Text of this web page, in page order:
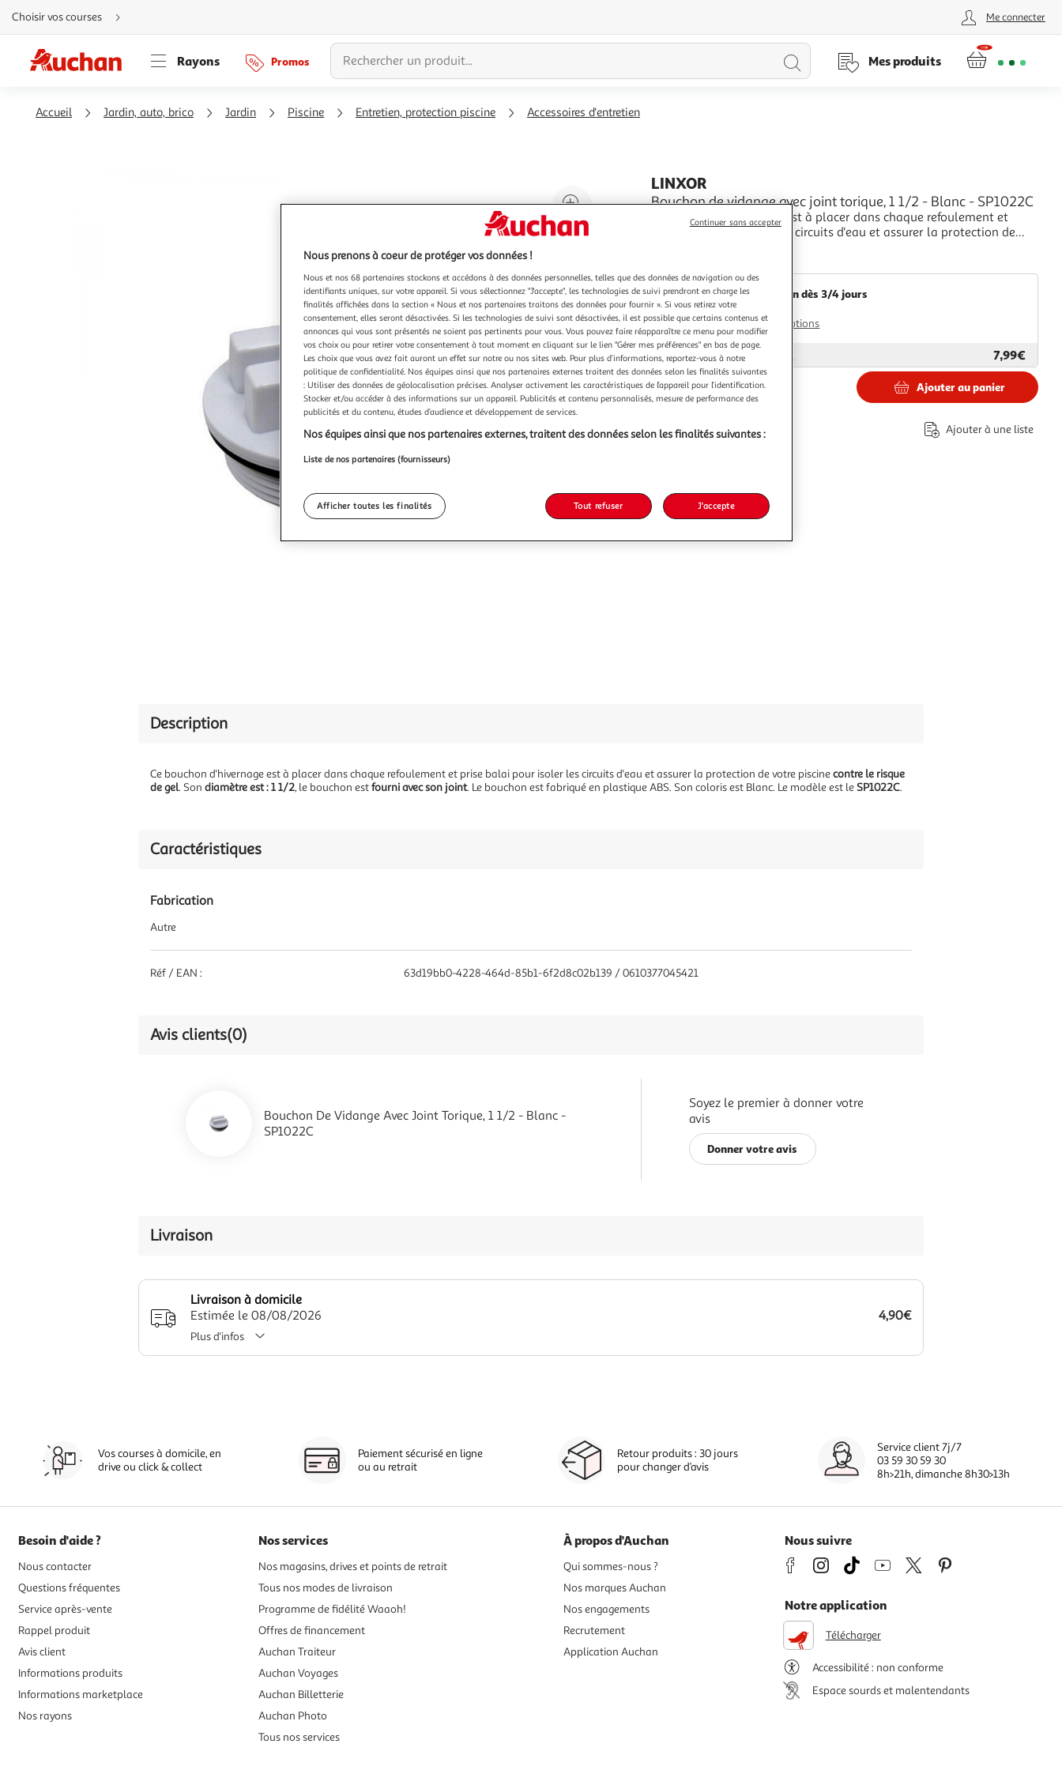
Aller
directement
au
Aller
directement
à
Aller
directement
Choisir vos courses Me connecter
Rayons Promos
Lancer
Mes produits
Accueil Jardin, auto, brico Jardin Piscine Entretien, protection piscine Accessoires d'entretien
Agrandir
l'illustration
à
Réduire
à
100
%
Partager
le
produit
LINXOR
Bouchon de vidange avec joint torique, 1 1/2 - Blanc - SP1022C
Ce bouchon d'hivernage est à placer dans chaque refoulement et
prise balai pour isoler les circuits d'eau et assurer la protection de
plastique ABS. Son coloris est Blanc
Livraison dès 3/4 jours
Plus d'options
Vendu parEGK Distribution 7,99€
7,99€
Ajouter au panier
Ajouter à une liste
Description
Ce bouchon d'hivernage est à placer dans chaque refoulement et prise balai pour isoler les circuits d'eau et assurer la protection de votre piscinecontre le risque
de gel. Son diamètre est : 1 1/2, le bouchon estfourni avec son joint. Le bouchon est fabriqué en plastique ABS. Son coloris est Blanc. Le modèle est leSP1022C.
Caractéristiques
Fabrication
Autre
Réf / EAN : 63d19bb0-4228-464d-85b1-6f2d8c02b139 / 0610377045421
Avis clients(0)
Bouchon De Vidange Avec Joint Torique, 1 1/2 - Blanc -
SP1022C
Soyez le premier à donner votre
avis
Donner votre avis
Livraison
Livraison à domicile
Estimée le 08/08/2026
4,90€
Plus d'infos
Vos courses à domicile, en
drive ou click & collect
Paiement sécurisé en ligne
ou au retrait
Retour produits : 30 jours
pour changer d’avis
Service client 7j/7
03 59 30 59 30
8h>21h, dimanche 8h30>13h
Besoin d'aide ?
Nous contacter
Questions fréquentes
Service après-vente
Rappel produit
Avis client
Informations produits
Informations marketplace
Nos rayons
Nos services
Nos magasins, drives et points de retrait
Tous nos modes de livraison
Programme de fidélité Waaoh!
Offres de financement
Auchan Traiteur
Auchan Voyages
Auchan Billetterie
Auchan Photo
Tous nos services
À propos d'Auchan
Qui sommes-nous ?
Nos marques Auchan
Nos engagements
Recrutement
Application Auchan
Nous suivre
Notre application
Télécharger
Accessibilité : non conforme
Espace sourds et malentendants
Nous prenons à coeur de protéger vos données !
Nous et nos 68 partenaires stockons et accédons à des données personnelles, telles que des données de navigation ou des
identifiants uniques, sur votre appareil. Si vous sélectionnez "J'accepte", les technologies de suivi prendront en charge les
finalités affichées dans la section « Nous et nos partenaires traitons des données pour fournir ». Si vous retirez votre
consentement, elles seront désactivées. Si les technologies de suivi sont désactivées, il est possible que certains contenus et
annonces qui vous sont présentés ne soient pas pertinents pour vous. Vous pouvez faire réapparaître ce menu pour modifier
vos choix ou pour retirer votre consentement à tout moment en cliquant sur le lien "Gérer mes préférences" en bas de page.
Les choix que vous avez fait auront un effet sur notre ou nos sites web. Pour plus d’informations, reportez-vous à notre
politique de confidentialité. Nos équipes ainsi que nos partenaires externes traitent des données selon les finalités suivantes
: Utiliser des données de géolocalisation précises. Analyser activement les caractéristiques de l’appareil pour l’identification.
Stocker et/ou accéder à des informations sur un appareil. Publicités et contenu personnalisés, mesure de performance des
publicités et du contenu, études d’audience et développement de services.
Nos équipes ainsi que nos partenaires externes, traitent des données selon les finalités suivantes :
Liste de nos partenaires (fournisseurs)
Afficher toutes les finalités Tout refuser J'accepte
Continuer sans accepter